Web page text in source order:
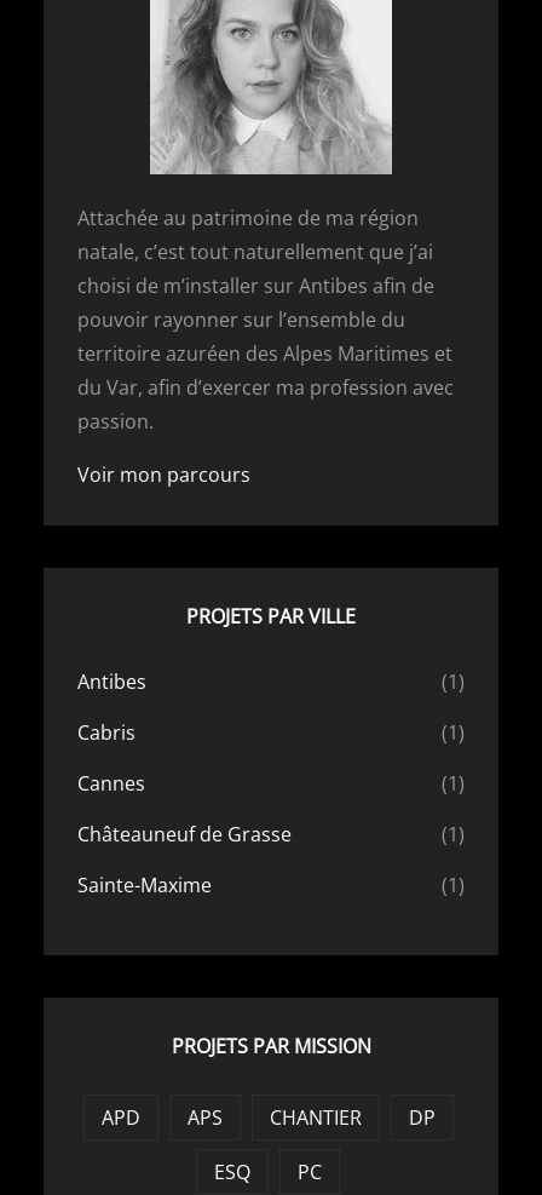
Attachée au patrimoine de ma région
natale, c’est tout naturellement que j’ai
choisi de m’installer sur Antibes afin de
pouvoir rayonner sur l’ensemble du
territoire azuréen des Alpes Maritimes et
du Var, afin d’exercer ma profession avec
passion.
Voir mon parcours
PROJETS PAR VILLE
Antibes
(1)
Cabris
(1)
Cannes
(1)
Châteauneuf de Grasse
(1)
Sainte-Maxime
(1)
PROJETS PAR MISSION
APD APS CHANTIER DP
ESQ PC